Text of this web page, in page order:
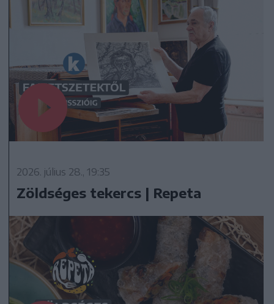
2026. július 28., 19:35
Zöldséges tekercs | Repeta